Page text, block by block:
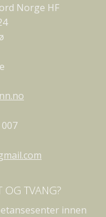
Norge HF
OG TVANG?
innen